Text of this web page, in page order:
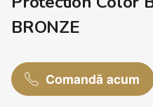
BRONZE
Comandă acum